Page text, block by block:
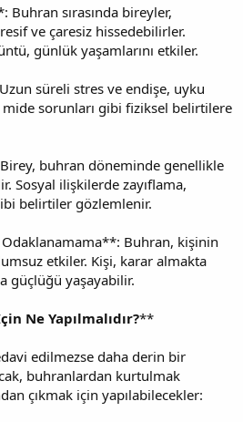
sırasında bireyler,
ve çaresiz hissedebilirler.
günlük yaşamlarını etkiler.
süreli stres ve endişe, uyku
mide sorunları gibi fiziksel belirtilere
buhran döneminde genellikle
Sosyal ilişkilerde zayıflama,
belirtiler gözlemlenir.
Buhran, kişinin
etkiler. Kişi, karar almakta
güçlüğü yaşayabilir.
Ne Yapılmalıdır?**
edilmezse daha derin bir
buhranlardan kurtulmak
çıkmak için yapılabilecekler: